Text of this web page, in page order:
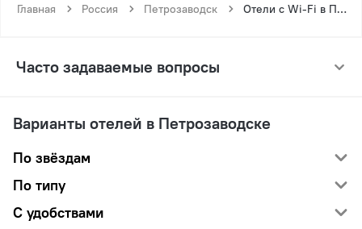
Главная Россия Петрозаводск Отели с Wi-Fi в Петрозаводске
Часто задаваемые вопросы
Варианты отелей в Петрозаводске
По звёздам
По типу
С удобствами